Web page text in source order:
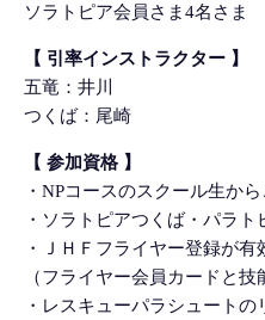
ソラトピア会員さま4名さま
【 引率インストラクター 】
五竜：井川
つくば：尾崎
【 参加資格 】
・NPコースのスクール生から
・ソラトピアつくば・パラ
・ＪＨＦフライヤー登録が有
（フライヤー会員カードと技
・レスキューパラシュート